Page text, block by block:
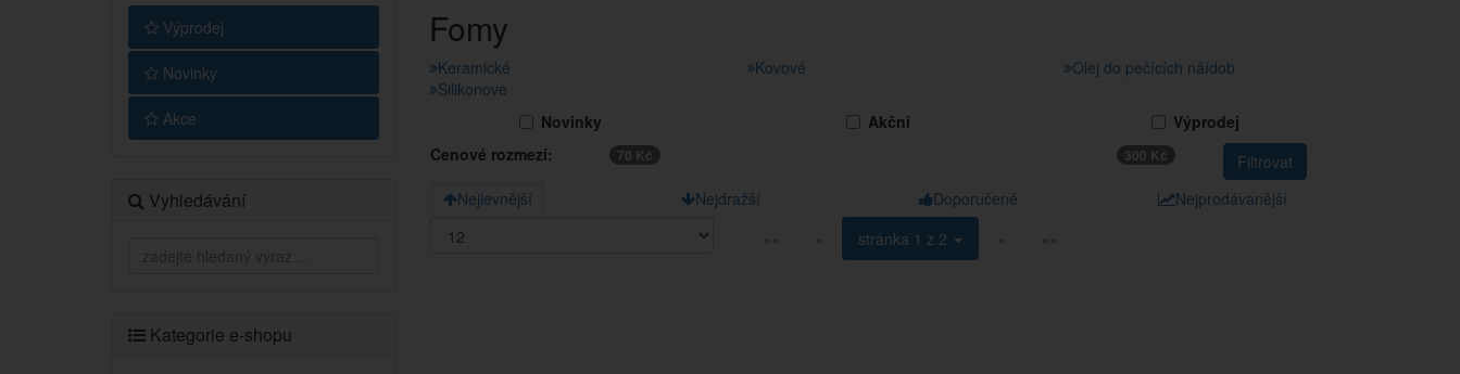
Výprodej
Novinky
Akce
Vyhledávání
Kategorie e-shopu
Fomy
Keramické Kovové
Olej do pečících náídob
Silikonové
Novinky
Akční
Výprodej
Cenové rozmezí:
70 Kč 300 Kč
Nejlevnější Nejdražší Doporučené
Nejprodávanější
««
« stránka 1 z 2 » »»